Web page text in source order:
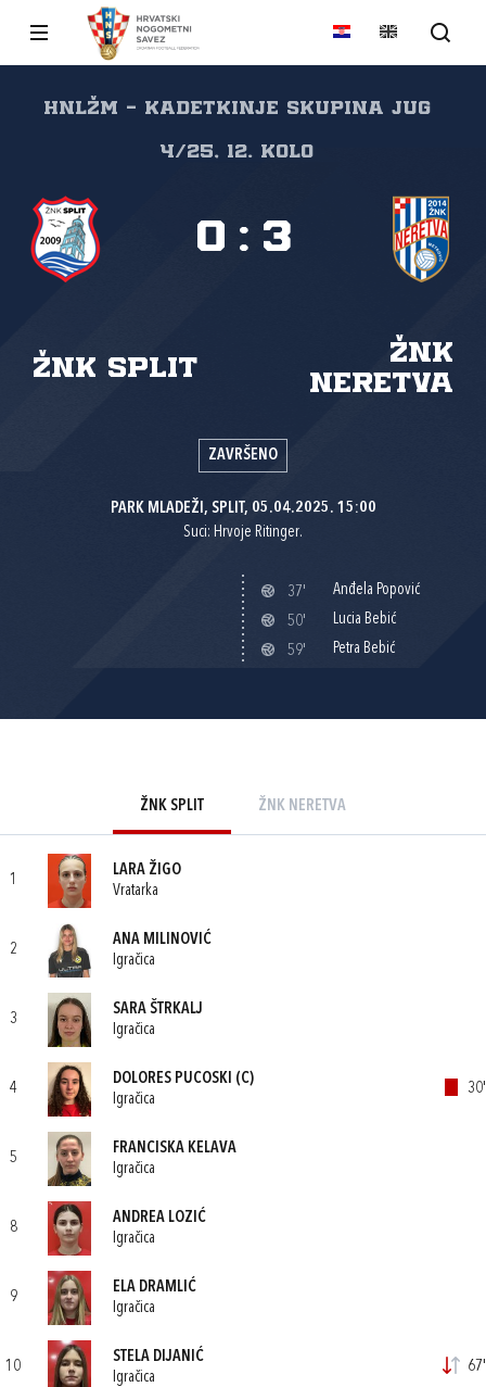
HNLŽM - kadetkinje skupina Jug
4/25, 12. kolo
ŽNK Split
ŽNK
Neretva
0 : 3
ZAVRŠENO
PARK MLADEŽI, SPLIT, 05.04.2025. 15:00
Suci: Hrvoje Ritinger.
37'
Anđela Popović
50'
Lucia Bebić
59'
Petra Bebić
ŽNK SPLIT ŽNK NERETVA
1
LARA ŽIGO
Vratarka
2
ANA MILINOVIĆ
Igračica
3
SARA ŠTRKALJ
Igračica
4
DOLORES PUCOSKI (C)
Igračica
30'
5
FRANCISKA KELAVA
Igračica
8
ANDREA LOZIĆ
Igračica
9
ELA DRAMLIĆ
Igračica
10
STELA DIJANIĆ
Igračica
67'